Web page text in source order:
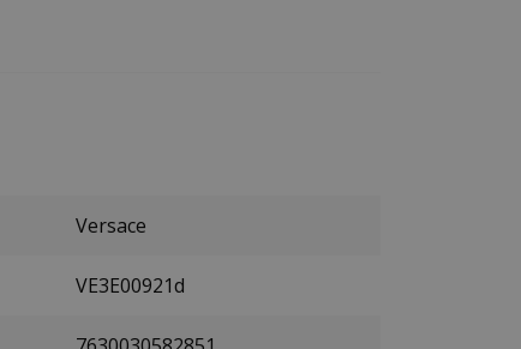
Versace
VE3E00921d